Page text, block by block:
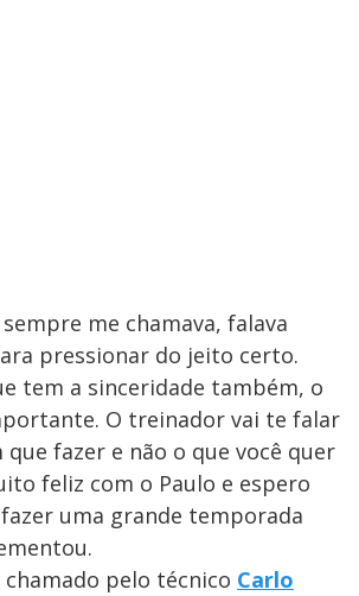
me chamava, falava
pressionar do jeito certo.
tem a sinceridade também, o
O treinador vai te falar
que fazer e não o que você quer
feliz com o Paulo e espero
uma grande temporada
pelo técnico Carlo